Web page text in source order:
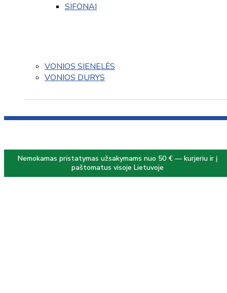
SIFONAI
VONIOS SIENELĖS
VONIOS DURYS
Nemokamas pristatymas užsakymams nuo 50 € — kurjeriu ir į
paštomatus visoje Lietuvoje